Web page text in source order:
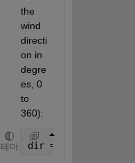
the
wind
directi
on in
degre
es, 0
to
360):
테마 dir =